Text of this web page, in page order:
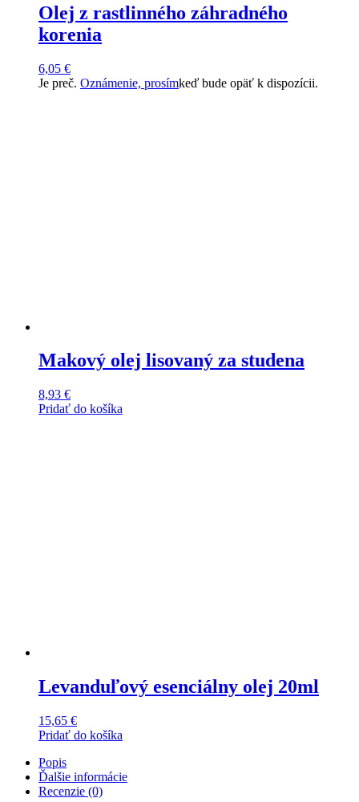
Olej z rastlinného záhradného
korenia
6,05 €
Je preč. Oznámenie, prosímkeď bude opäť k dispozícii.
Makový olej lisovaný za studena
8,93 €
Pridať do košíka
Levanduľový esenciálny olej 20ml
15,65 €
Pridať do košíka
Popis
Ďalšie informácie
Recenzie (0)